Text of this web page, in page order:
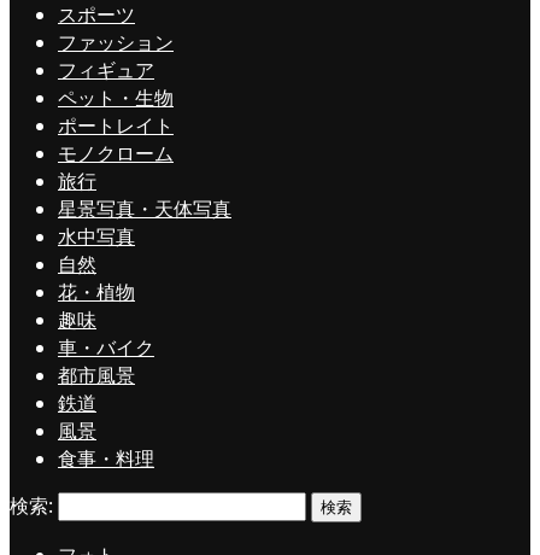
スポーツ
ファッション
フィギュア
ペット・生物
ポートレイト
モノクローム
旅行
星景写真・天体写真
水中写真
自然
花・植物
趣味
車・バイク
都市風景
鉄道
風景
食事・料理
検索: